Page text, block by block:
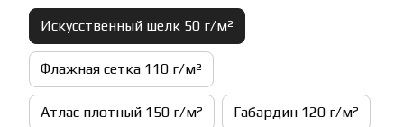
Искусственный шелк 50 г/м²
Флажная сетка 110 г/м²
Атлас плотный 150 г/м² Габардин 120 г/м²